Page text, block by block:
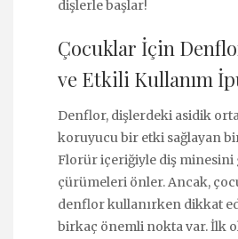
dişlerle başlar!
Çocuklar İçin
ve Etkili Kullanım
Denflor, dişlerdeki asidik
koruyucu bir etki sağlayan
Florür içeriğiyle diş
çürümeleri önler. Ancak,
denflor kullanırken dikkat
birkaç önemli nokta var. İlk